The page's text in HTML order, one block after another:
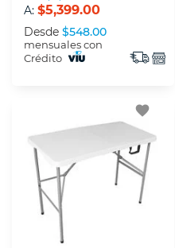
A: $5,399.00
Desde $548.00
mensuales con
Crédito
favorite